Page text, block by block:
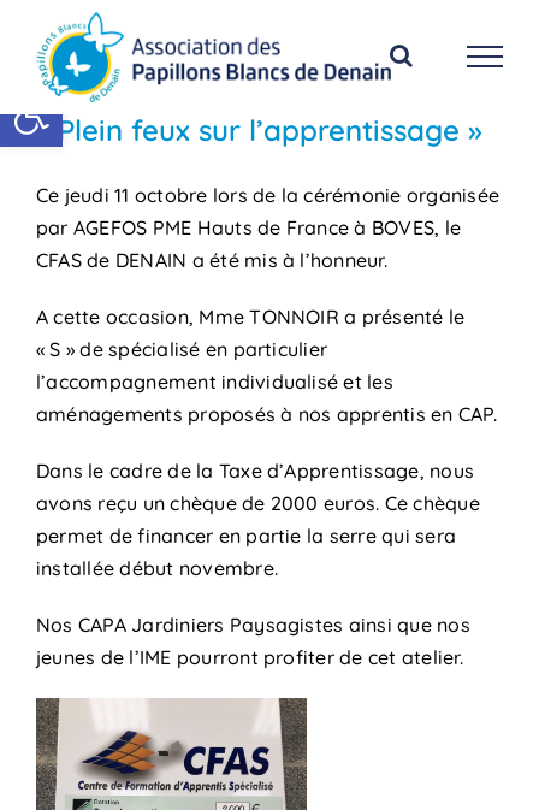
Ouvrir la barre d’outils
contenu
« Plein feux sur l’apprentissage »
Ce jeudi 11 octobre lors de la cérémonie organisée
par AGEFOS PME Hauts de France à BOVES, le
CFAS de DENAIN a été mis à l’honneur.
A cette occasion, Mme TONNOIR a présenté le
« S » de spécialisé en particulier
l’accompagnement individualisé et les
aménagements proposés à nos apprentis en CAP.
Dans le cadre de la Taxe d’Apprentissage, nous
avons reçu un chèque de 2000 euros. Ce chèque
permet de financer en partie la serre qui sera
installée début novembre.
Nos CAPA Jardiniers Paysagistes ainsi que nos
jeunes de l’IME pourront profiter de cet atelier.